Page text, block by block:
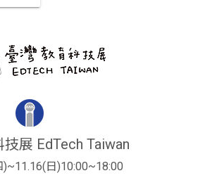
展 EdTech Taiwan
日)10:00~18:00